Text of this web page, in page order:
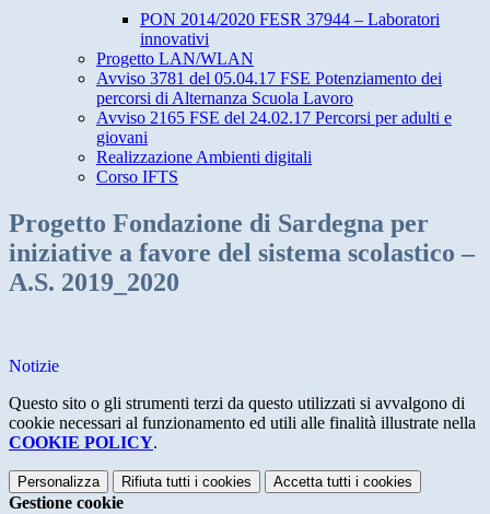
PON 2014/2020 FESR 37944 – Laboratori
innovativi
Progetto LAN/WLAN
Avviso 3781 del 05.04.17 FSE Potenziamento dei
percorsi di Alternanza Scuola Lavoro
Avviso 2165 FSE del 24.02.17 Percorsi per adulti e
giovani
Realizzazione Ambienti digitali
Corso IFTS
Progetto Fondazione di Sardegna per
iniziative a favore del sistema scolastico –
A.S. 2019_2020
Notizie
Questo sito o gli strumenti terzi da questo utilizzati si avvalgono di
cookie necessari al funzionamento ed utili alle finalità illustrate nella
COOKIE POLICY.
Personalizza Rifiuta tutti i cookies Accetta tutti i cookies
Gestione cookie